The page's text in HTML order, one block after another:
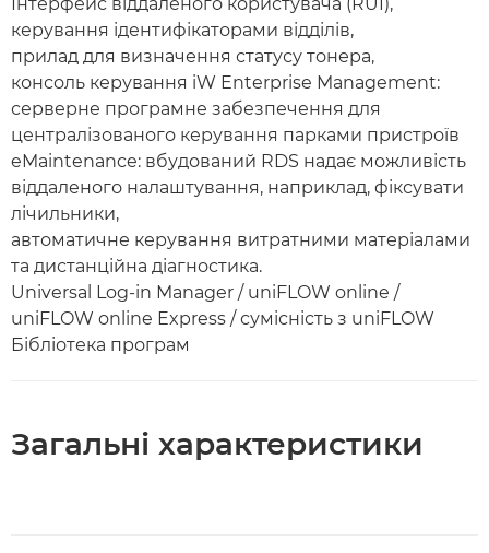
керування ідентифікаторами відділів,
прилад для визначення статусу тонера,
консоль керування iW Enterprise Management:
серверне програмне забезпечення для
централізованого керування парками пристроїв
eMaintenance: вбудований RDS надає можливість
віддаленого налаштування, наприклад, фіксувати
лічильники,
автоматичне керування витратними матеріалами
та дистанційна діагностика.
Universal Log-in Manager / uniFLOW online /
uniFLOW online Express / сумісність з uniFLOW
Бібліотека програм
Загальні характеристики